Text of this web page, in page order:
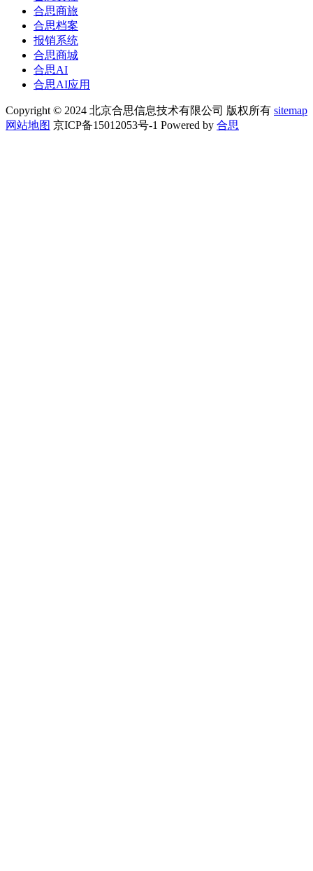
合思商旅
合思档案
报销系统
合思商城
合思AI
合思AI应用
Copyright © 2024 北京合思信息技术有限公司 版权所有 sitemap
网站地图 京ICP备15012053号-1 Powered by 合思